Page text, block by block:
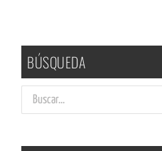
BÚSQUEDA
Buscar: